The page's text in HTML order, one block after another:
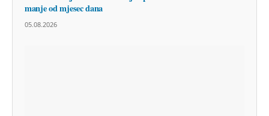
manje od mjesec dana
05.08.2026